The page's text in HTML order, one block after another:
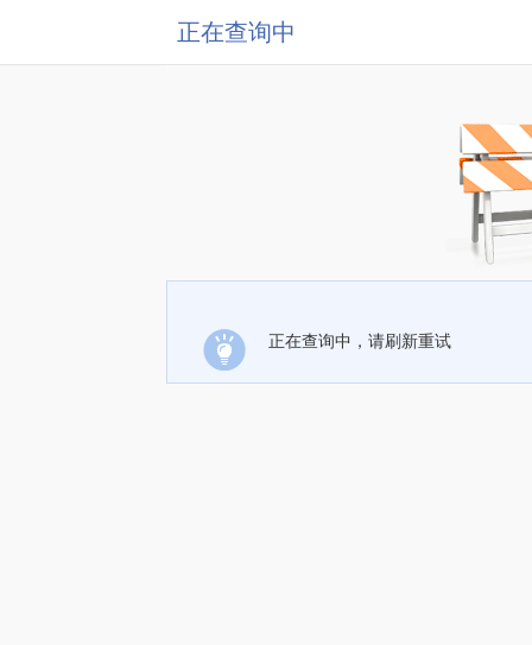
正在查询中
正在查询中，请刷新重试